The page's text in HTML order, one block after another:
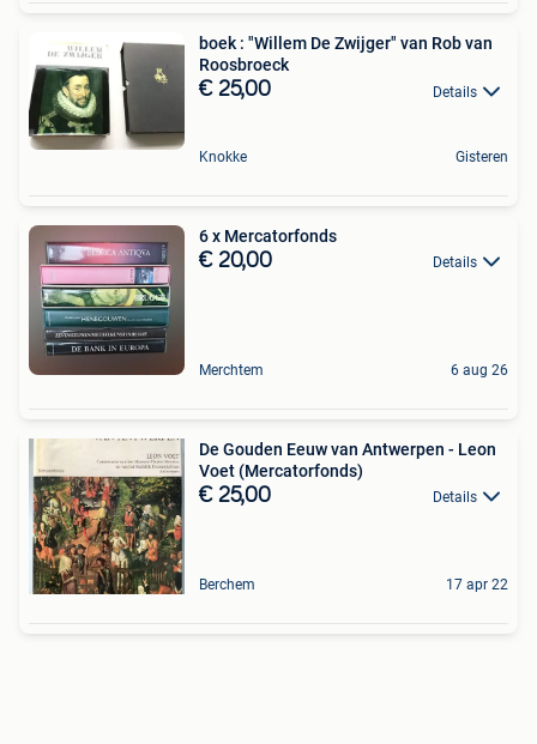
boek : "Willem De Zwijger" van Rob van
Roosbroeck
€ 25,00 Details
Knokke Gisteren
6 x Mercatorfonds
€ 20,00 Details
Merchtem 6 aug 26
De Gouden Eeuw van Antwerpen - Leon
Voet (Mercatorfonds)
€ 25,00 Details
Berchem 17 apr 22